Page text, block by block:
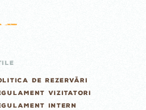
DE REZERVĂRI
VIZITATORI
INTERN